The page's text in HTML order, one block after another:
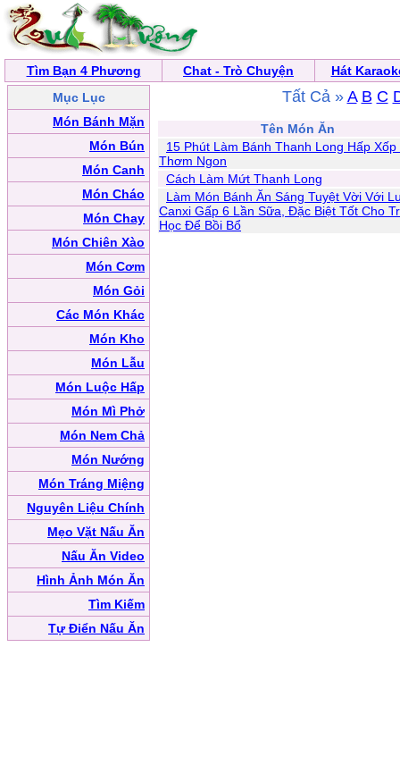
Tìm Bạn 4 Phương Chat - Trò Chuyện
Hát
Mục Lục
Món Bánh Mặn
Món Bún
Món Canh
Món Cháo
Món Chay
Món Chiên Xào
Món Cơm
Món Gỏi
Các Món Khác
Món Kho
Món Lẫu
Món Luộc Hấp
Món Mì Phở
Món Nem Chả
Món Nướng
Món Tráng Miệng
Nguyên Liệu Chính
Mẹo Vặt Nấu Ăn
Nấu Ăn Video
Hình Ảnh Món Ăn
Tìm Kiếm
Tự Điển Nấu Ăn
Tất Cả » A B C
Tên Món Ăn
15 Phút Làm Bánh Thanh Long Hấp Xốp
Thơm Ngon
Cách Làm Mứt Thanh Long
Làm Món Bánh Ăn Sáng Tuyệt Vời Với
Canxi Gấp 6 Lần Sữa, Đặc Biệt Tốt Cho
Học Để Bồi Bổ